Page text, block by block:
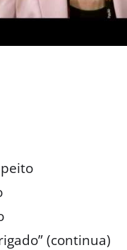
(continua)